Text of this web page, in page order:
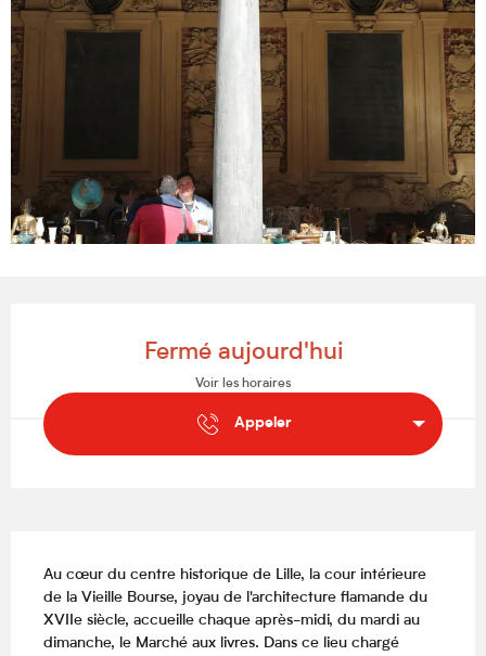
Fermé aujourd'hui
Voir les horaires
Appeler
Au cœur du centre historique de Lille, la cour intérieure
de la Vieille Bourse, joyau de l'architecture flamande du
XVIIe siècle, accueille chaque après-midi, du mardi au
dimanche, le Marché aux livres. Dans ce lieu chargé